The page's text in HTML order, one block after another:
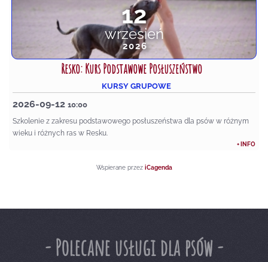
12
wrzesień
2026
Resko: Kurs Podstawowe Posłuszeństwo
KURSY GRUPOWE
2026-09-12 10:00
Szkolenie z zakresu podstawowego posłuszeństwa dla psów w różnym
wieku i różnych ras w Resku.
+ INFO
Wspierane przez iCagenda
- Polecane usługi dla psów -